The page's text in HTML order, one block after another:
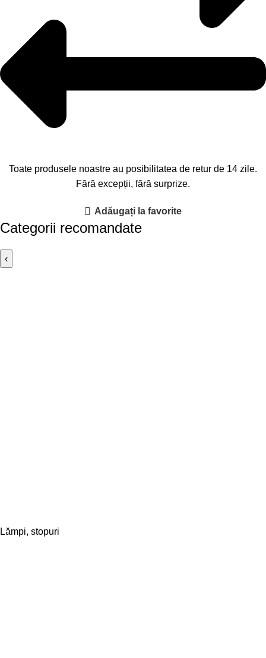
Toate produsele noastre au posibilitatea de retur de 14 zile.
Fără excepții, fără surprize.
Adăugați la favorite
Categorii recomandate
‹
Lămpi, stopuri